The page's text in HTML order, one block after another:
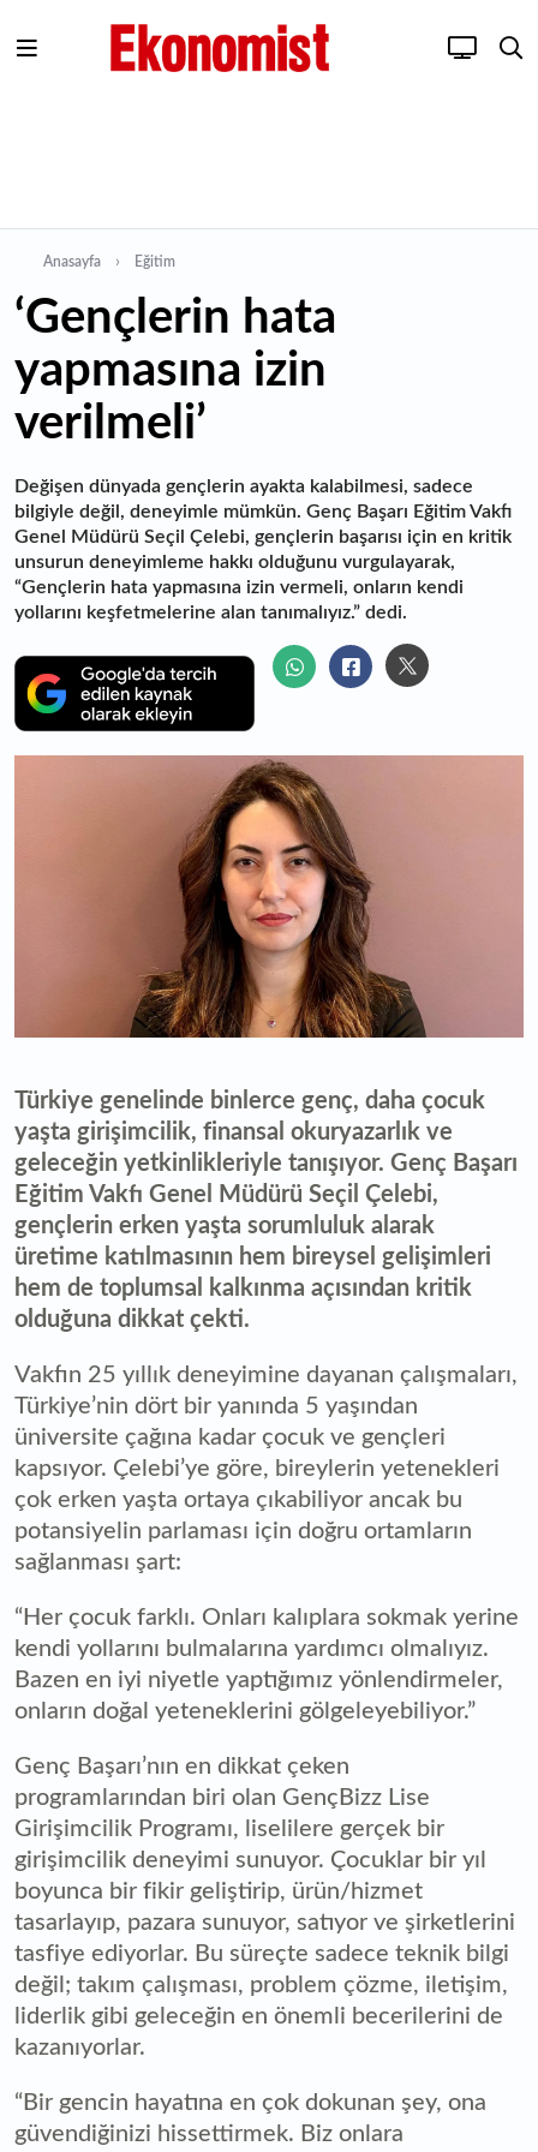
Anasayfa Eğitim
‘Gençlerin hata
yapmasına izin
verilmeli’
Değişen dünyada gençlerin ayakta kalabilmesi, sadece
bilgiyle değil, deneyimle mümkün. Genç Başarı Eğitim Vakfı
Genel Müdürü Seçil Çelebi, gençlerin başarısı için en kritik
unsurun deneyimleme hakkı olduğunu vurgulayarak,
“Gençlerin hata yapmasına izin vermeli, onların kendi
yollarını keşfetmelerine alan tanımalıyız.” dedi.
Türkiye genelinde binlerce genç, daha çocuk
yaşta girişimcilik, finansal okuryazarlık ve
geleceğin yetkinlikleriyle tanışıyor. Genç Başarı
Eğitim Vakfı Genel Müdürü Seçil Çelebi,
gençlerin erken yaşta sorumluluk alarak
üretime katılmasının hem bireysel gelişimleri
hem de toplumsal kalkınma açısından kritik
olduğuna dikkat çekti.
Vakfın 25 yıllık deneyimine dayanan çalışmaları,
Türkiye’nin dört bir yanında 5 yaşından
üniversite çağına kadar çocuk ve gençleri
kapsıyor. Çelebi’ye göre, bireylerin yetenekleri
çok erken yaşta ortaya çıkabiliyor ancak bu
potansiyelin parlaması için doğru ortamların
sağlanması şart:
“Her çocuk farklı. Onları kalıplara sokmak yerine
kendi yollarını bulmalarına yardımcı olmalıyız.
Bazen en iyi niyetle yaptığımız yönlendirmeler,
onların doğal yeteneklerini gölgeleyebiliyor.”
Genç Başarı’nın en dikkat çeken
programlarından biri olan GençBizz Lise
Girişimcilik Programı, liselilere gerçek bir
girişimcilik deneyimi sunuyor. Çocuklar bir yıl
boyunca bir fikir geliştirip, ürün/hizmet
tasarlayıp, pazara sunuyor, satıyor ve şirketlerini
tasfiye ediyorlar. Bu süreçte sadece teknik bilgi
değil; takım çalışması, problem çözme, iletişim,
liderlik gibi geleceğin en önemli becerilerini de
kazanıyorlar.
“Bir gencin hayatına en çok dokunan şey, ona
güvendiğinizi hissettirmek. Biz onlara